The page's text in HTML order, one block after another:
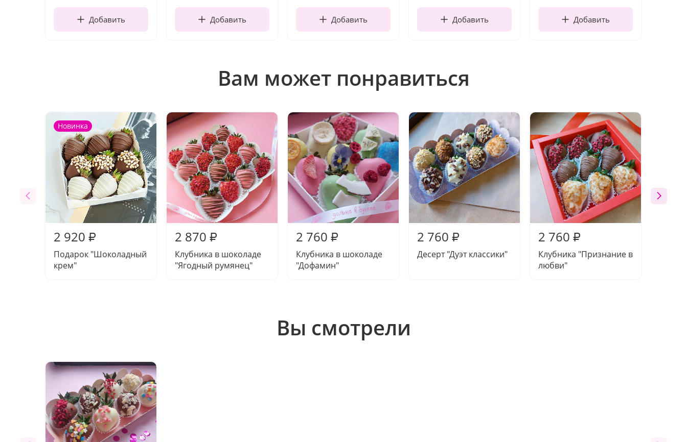
Добавить Добавить Добавить Добавить Добавить
Вам может понравиться
Новинка
2 920 ₽
Подарок "Шоколадный
крем"
2 870 ₽
Клубника в шоколаде
"Ягодный румянец"
2 760 ₽
Клубника в шоколаде
"Дофамин"
2 760 ₽
Десерт "Дуэт классики"
2 760 ₽
Клубника "Признание в
любви"
Вы смотрели